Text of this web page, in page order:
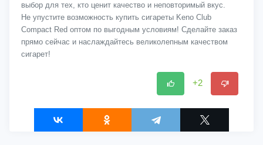
выбор для тех, кто ценит качество и неповторимый вкус.
Не упустите возможность купить сигареты Keno Club
Compact Red оптом по выгодным условиям! Сделайте заказ
прямо сейчас и наслаждайтесь великолепным качеством
сигарет!
+2